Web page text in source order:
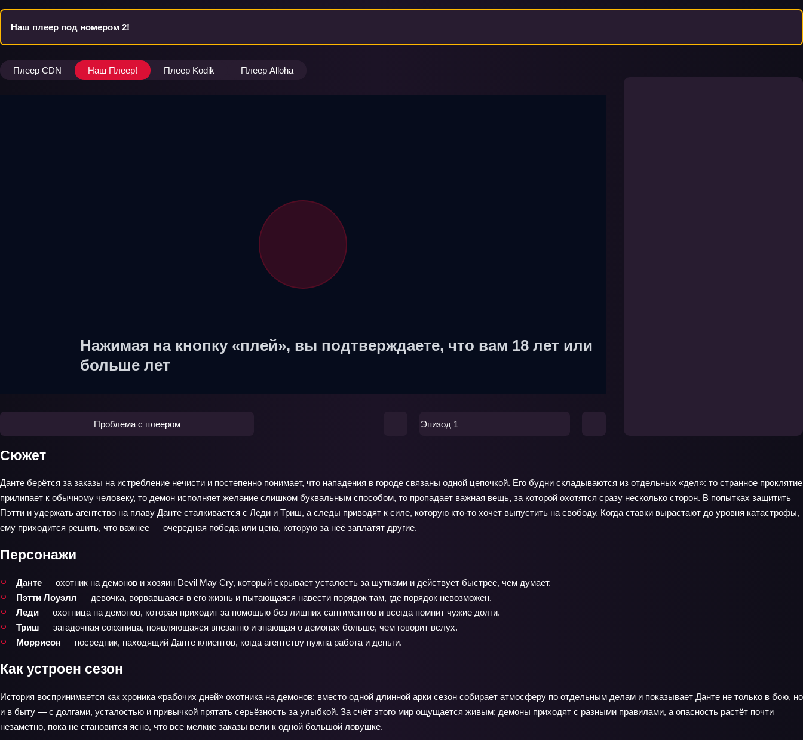
Наш плеер под номером 2!
Плеер CDN Наш Плеер! Плеер Kodik Плеер Alloha
Нажимая на кнопку «плей», вы подтверждаете, что вам 18 лет или
больше лет
Проблема с плеером Эпизод 1
Сюжет
Данте берётся за заказы на истребление нечисти и постепенно понимает, что нападения в городе связаны одной цепочкой. Его будни складываются из отдельных «дел»: то странное проклятие
прилипает к обычному человеку, то демон исполняет желание слишком буквальным способом, то пропадает важная вещь, за которой охотятся сразу несколько сторон. В попытках защитить
Пэтти и удержать агентство на плаву Данте сталкивается с Леди и Триш, а следы приводят к силе, которую кто-то хочет выпустить на свободу. Когда ставки вырастают до уровня катастрофы,
ему приходится решить, что важнее — очередная победа или цена, которую за неё заплатят другие.
Персонажи
Данте — охотник на демонов и хозяин Devil May Cry, который скрывает усталость за шутками и действует быстрее, чем думает.
Пэтти Лоуэлл — девочка, ворвавшаяся в его жизнь и пытающаяся навести порядок там, где порядок невозможен.
Леди — охотница на демонов, которая приходит за помощью без лишних сантиментов и всегда помнит чужие долги.
Триш — загадочная союзница, появляющаяся внезапно и знающая о демонах больше, чем говорит вслух.
Моррисон — посредник, находящий Данте клиентов, когда агентству нужна работа и деньги.
Как устроен сезон
История воспринимается как хроника «рабочих дней» охотника на демонов: вместо одной длинной арки сезон собирает атмосферу по отдельным делам и показывает Данте не только в бою, но
и в быту — с долгами, усталостью и привычкой прятать серьёзность за улыбкой. За счёт этого мир ощущается живым: демоны приходят с разными правилами, а опасность растёт почти
незаметно, пока не становится ясно, что все мелкие заказы вели к одной большой ловушке.